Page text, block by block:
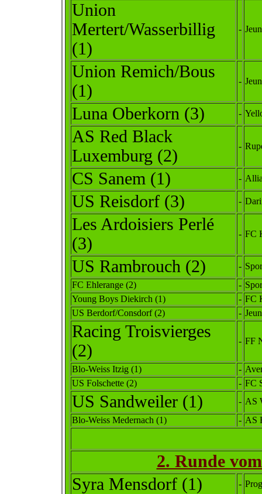
Union
Mertert/Wasserbillig
(1)
-
Union Remich/Bous
(1)
-
Luna Oberkorn (3) -
AS Red Black
Luxemburg (2)
-
CS Sanem (1) -
US Reisdorf (3) -
Les Ardoisiers Perlé
(3)
- FC
US Rambrouch (2) -
FC Ehlerange (2)
-
Young Boys Diekirch (1)
- FC
US Berdorf/Consdorf (2)
-
Racing Troisvierges
(2)
- FF
Blo-Weiss Itzig (1) -
US Folschette (2)
- FC
US Sandweiler (1) - AS
Blo-Weiss Medernach (1)
- AS
2. Runde
Syra Mensdorf (1)
-